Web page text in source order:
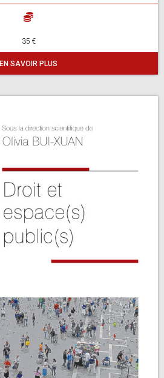
35 €
EN SAVOIR PLUS